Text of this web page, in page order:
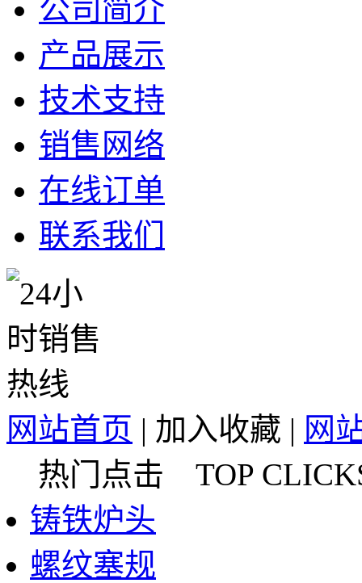
公司简介
产品展示
技术支持
销售网络
在线订单
联系我们
网站首页 | 加入收藏 | 网
热门点击 TOP
铸铁炉头
螺纹塞规